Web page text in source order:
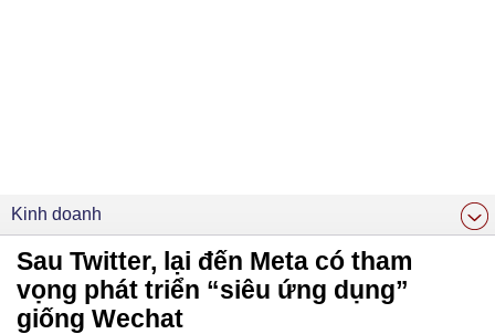
Kinh doanh
Sau Twitter, lại đến Meta có tham
vọng phát triển “siêu ứng dụng”
giống Wechat